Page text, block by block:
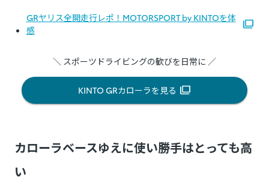
GRヤリス全開走行レポ！MOTORSPORT by KINTOを体
感
＼ スポーツドライビングの歓びを日常に ／
KINTO GRカローラを見る
カローラベースゆえに使い勝手はとっても高
い